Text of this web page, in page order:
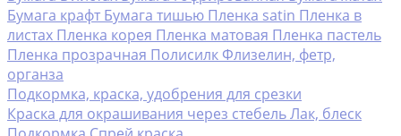
Бумага крафт Бумага тишью Пленка satin Пленка в
листах Пленка корея Пленка матовая Пленка пастель
Пленка прозрачная Полисилк Флизелин, фетр,
органза
Подкормка, краска, удобрения для срезки
Краска для окрашивания через стебельЛак, блеск